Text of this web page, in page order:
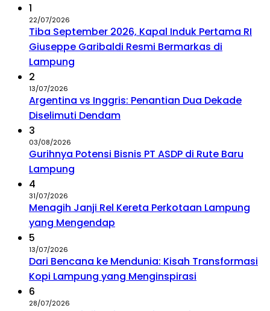
1
22/07/2026
Tiba September 2026, Kapal Induk Pertama RI
Giuseppe Garibaldi Resmi Bermarkas di
Lampung
2
13/07/2026
Argentina vs Inggris: Penantian Dua Dekade
Diselimuti Dendam
3
03/08/2026
Gurihnya Potensi Bisnis PT ASDP di Rute Baru
Lampung
4
31/07/2026
Menagih Janji Rel Kereta Perkotaan Lampung
yang Mengendap
5
13/07/2026
Dari Bencana ke Mendunia: Kisah Transformasi
Kopi Lampung yang Menginspirasi
6
28/07/2026